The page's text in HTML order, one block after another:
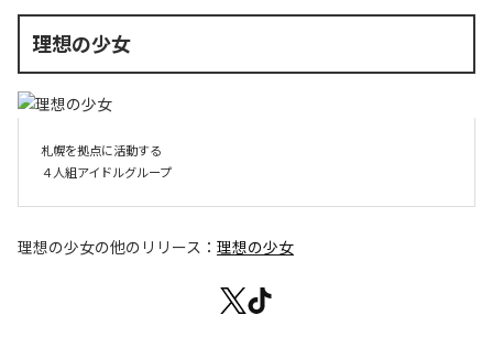
理想の少女
札幌を拠点に活動する
４人組アイドルグループ
理想の少女の他のリリース： 理想の少女